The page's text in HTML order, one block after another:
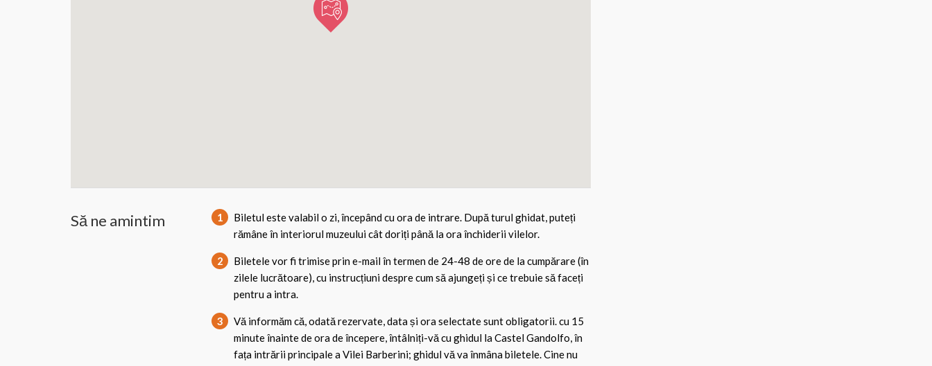
Să ne amintim 1
Biletul este valabil o zi, începând cu ora de intrare. După turul ghidat, puteți
rămâne în interiorul muzeului cât doriți până la ora închiderii vilelor.
2
Biletele vor fi trimise prin e-mail în termen de 24-48 de ore de la cumpărare (în
zilele lucrătoare), cu instrucțiuni despre cum să ajungeți și ce trebuie să faceți
pentru a intra.
3
Vă informăm că, odată rezervate, data și ora selectate sunt obligatorii. cu 15
minute înainte de ora de începere, întâlniți-vă cu ghidul la Castel Gandolfo, în
fața intrării principale a Vilei Barberini; ghidul vă va înmâna biletele. Cine nu